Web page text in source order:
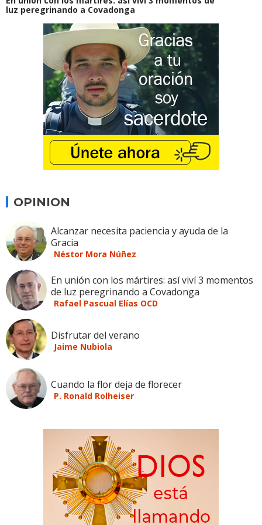
luz peregrinando a Covadonga
OPINION
Alcanzar necesita paciencia y ayuda de la
Gracia
Néstor Mora Núñez
En unión con los mártires: así viví 3 momentos
de luz peregrinando a Covadonga
Rafael Pascual Elías OCD
Disfrutar del verano
Jaime Nubiola
Cuando la flor deja de florecer
P. Ronald Rolheiser